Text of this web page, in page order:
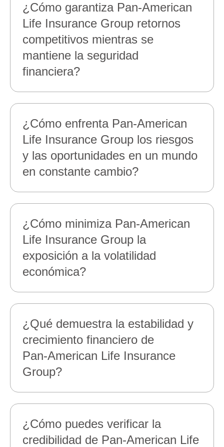
¿Cómo garantiza Pan‑American
Life Insurance Group retornos
competitivos mientras se
mantiene la seguridad
financiera?
¿Cómo enfrenta Pan‑American
Life Insurance Group los riesgos
y las oportunidades en un mundo
en constante cambio?
¿Cómo minimiza Pan‑American
Life Insurance Group la
exposición a la volatilidad
económica?
¿Qué demuestra la estabilidad y
crecimiento financiero de
Pan‑American Life Insurance
Group?
¿Cómo puedes verificar la
credibilidad de Pan‑American Life